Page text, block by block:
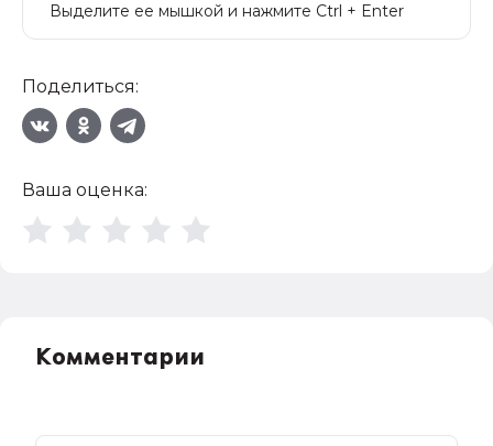
Выделите ее мышкой и нажмите Ctrl + Enter
Поделиться:
Ваша оценка:
Комментарии